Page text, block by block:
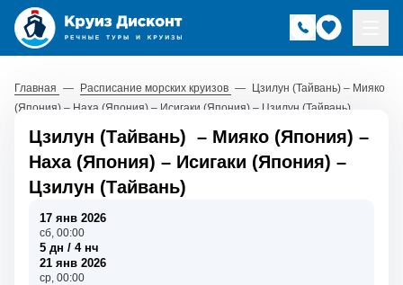
Главная — Расписание морских круизов — Цзилун (Тайвань) – Мияко
(Япония) – Наха (Япония) – Исигаки (Япония) – Цзилун (Тайвань)
Цзилун (Тайвань) – Мияко (Япония) –
Наха (Япония) – Исигаки (Япония) –
Цзилун (Тайвань)
17 янв 2026
сб, 00:00
5 дн / 4 нч
21 янв 2026
ср, 00:00